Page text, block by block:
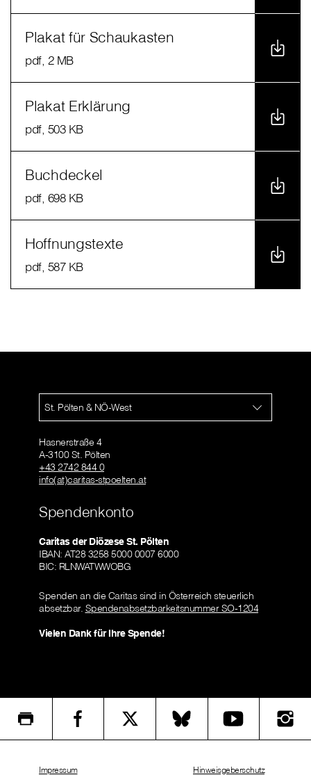
Plakat für Schaukasten
pdf, 2 MB
Plakat Erklärung
pdf, 503 KB
Buchdeckel
pdf, 698 KB
Hoffnungstexte
pdf, 587 KB
St. Pölten & NÖ-West
Hasnerstraße 4
A-3100 St. Pölten
+43 2742 844 0
info(at)caritas-stpoelten.at
Spendenkonto
Caritas der Diözese St. Pölten
IBAN: AT28 3258 5000 0007 6000
BIC: RLNWATWWOBG
Spenden an die Caritas sind in Österreich steuerlich
absetzbar. Spendenabsetzbarkeitsnummer SO-1204
Vielen Dank für Ihre Spende!
Impressum Hinweisgeberschutz